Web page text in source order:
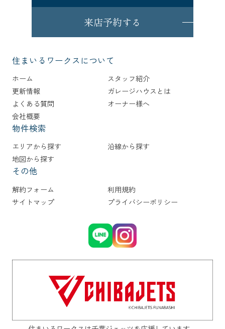
来店予約する
住まいるワークスについて
ホーム
スタッフ紹介
更新情報
ガレージハウスとは
よくある質問
オーナー様へ
会社概要
物件検索
エリアから探す
沿線から探す
地図から探す
その他
解約フォーム
利用規約
サイトマップ
プライバシーポリシー